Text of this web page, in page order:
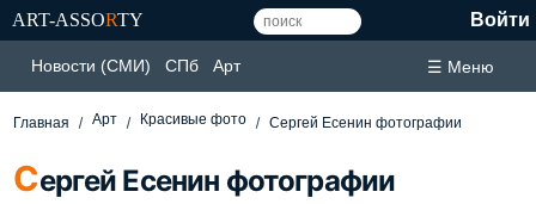
ART-ASSORTY Войти
Новости (СМИ) СПб Арт ☰ Меню
Главная Арт Красивые фото Сергей Есенин фотографии
Сергей Есенин фотографии